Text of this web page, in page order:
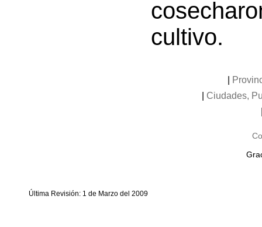
cultivo.
Ciudades,
Última Revisión: 1 de Marzo del 2009